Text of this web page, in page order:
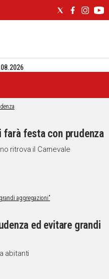
festa con prudenza
ritrova il Carnevale
ed evitare grandi
abitanti